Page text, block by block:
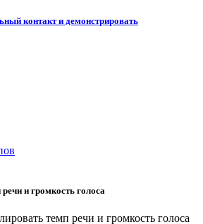
контакт и демонстрировать
и громкость голоса
темп речи и громкость голоса